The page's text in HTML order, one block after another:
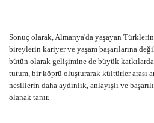
Sonuç olarak, Almanya'da yaşayan
bireylerin kariyer ve yaşam başarılarına
bütün olarak gelişimine de büyük
tutum, bir köprü oluşturarak kültürler arası
nesillerin daha aydınlık, anlayışlı ve
olanak tanır.